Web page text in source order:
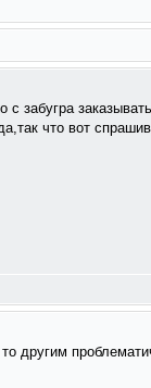
забугра
что вот
другим